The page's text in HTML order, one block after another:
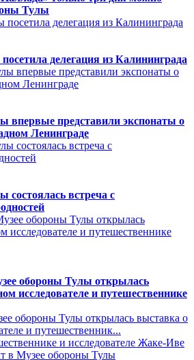
Тулы
делегация из Калининграда
впервые представили экспонаты о
Ленинграде
встреча с
обороны Тулы открылась
исследователе и путешественнике
обороны Тулы открылась выставка о
и путешественник...